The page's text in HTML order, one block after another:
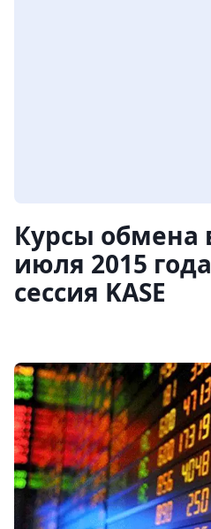
Курсы обмена
июля 2015
сессия KASE